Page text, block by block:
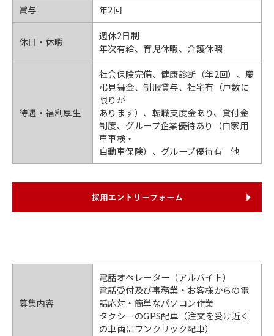
賞与
年2回
休日・休暇
週休2日制
年次有給、育児休暇、介護休暇
待遇・福利厚生
社会保険完備、健康診断（年2回）、慶
弔見舞金、制服貸与、社宅有（戸数に
限りが
あります）、転職支度金あり、貸付金
制度、グループ企業優待あり（自家用
車車検・
自動車保険）、グループ優待有 他
募集内容
電話オペレーター（アルバイト）
電話受付及び事務業・お客様からの電
話応対・簡単なパソコン作業
タクシーのGPS配車（注文を受け近く
の車両にワンクリック配車）